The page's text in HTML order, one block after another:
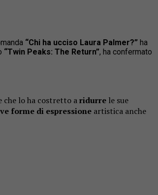
“Chi ha ucciso Laura Palmer?” ha
“Twin Peaks: The Return”, ha confermato
che lo ha costretto aridurre le sue
forme di espressione artistica anche